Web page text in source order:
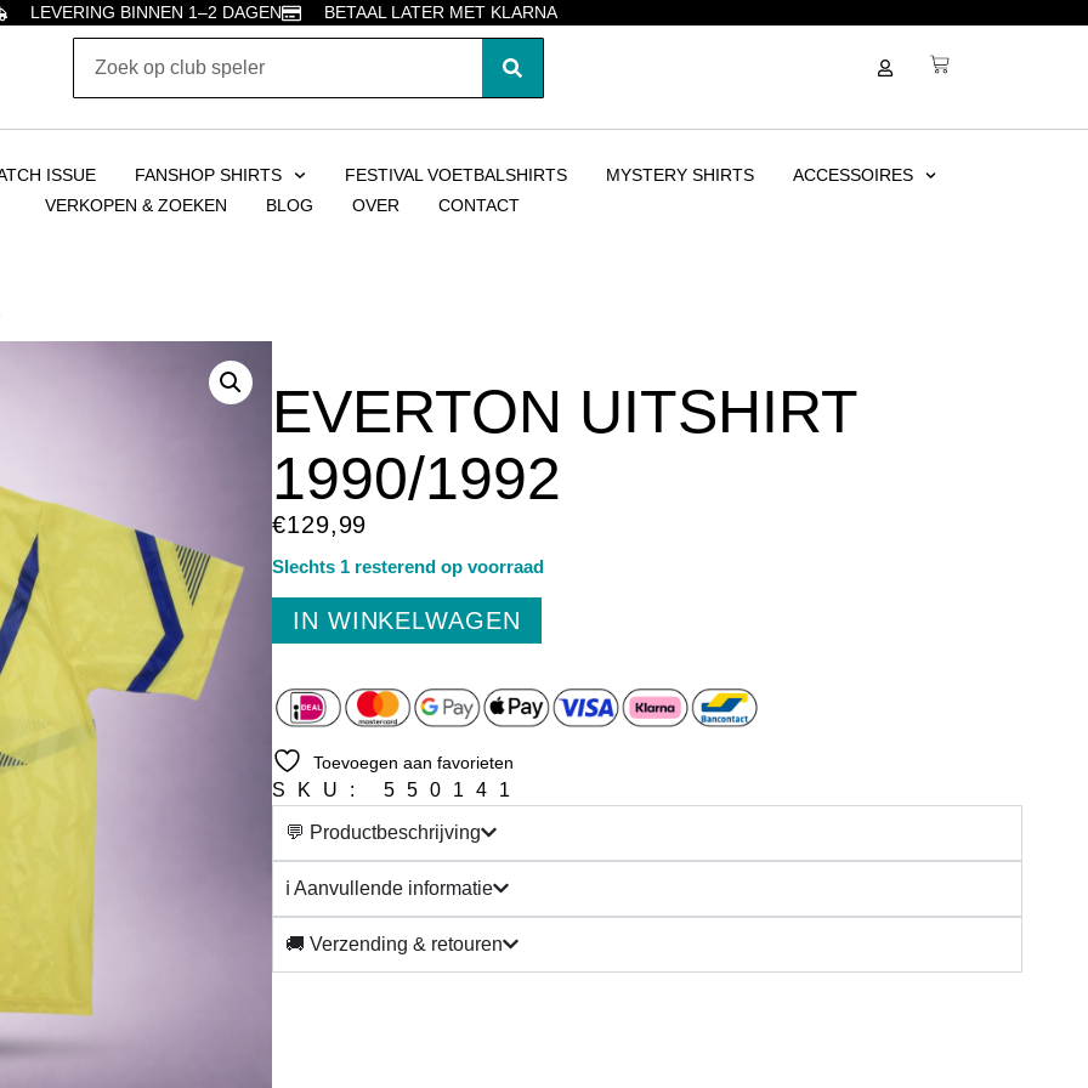
LEVERING BINNEN 1–2 DAGEN BETAAL LATER MET KLARNA
ISSUE FANSHOP SHIRTS FESTIVAL VOETBALSHIRTS MYSTERY SHIRTS
ACCESSOIRES
VERKOPEN & ZOEKEN
BLOG OVER CONTACT
EVERTON UITSHIRT
1990/1992
€129,99
Slechts 1 resterend op voorraad
IN WINKELWAGEN
Toevoegen aan favorieten
SKU: 550141
💬 Productbeschrijving
ℹ️ Aanvullende informatie
🚚 Verzending & retouren